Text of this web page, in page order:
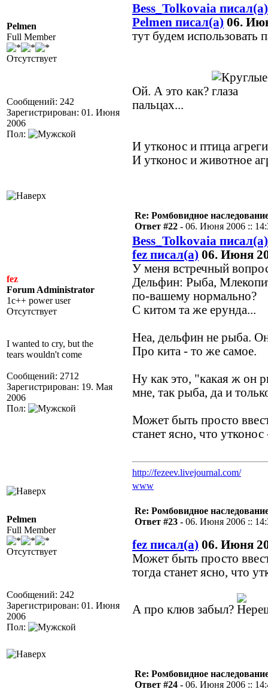
Pelmen
Full Member
Отсутствует
Сообщений: 242
Зарегистрирован: 01. Июня
2006
Пол:
Bess_Tolkovaia писал(а)
Pelmen писал(а) 06.
тут будем использовать
Ой. А это как?
пальцах...
И утконос и птица
И утконос и животное
fez
Forum Administrator
1c++ power user
Отсутствует
I wanted to cry, but the
tears wouldn't come
Сообщений: 2712
Зарегистрирован: 19. Мая
2006
Пол:
Re: Ромбовидное
Ответ #22 - 06. Июня 2006 ::
Bess_Tolkovaia писал(а)
fez писал(а) 06. Июня
У меня встречный
Дельфин: Рыба,
по-вашему нормально?
С китом та же ерунда...
Неа, дельфин не рыба.
Про кита - то же самое.
Ну как это, "какая ж он
мне, так рыба, да и
Может быть просто
станет ясно, что
http://fezeev.livejournal.com/
www
Pelmen
Full Member
Отсутствует
Сообщений: 242
Зарегистрирован: 01. Июня
2006
Пол:
Re: Ромбовидное
Ответ #23 - 06. Июня 2006 ::
fez писал(а) 06. Июня
Может быть просто
тогда станет ясно, что
А про клюв забыл?
Re: Ромбовидное
Ответ #24 - 06. Июня 2006 ::